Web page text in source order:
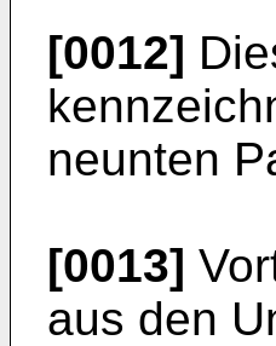
[0012]
neunten
[0013]
aus den